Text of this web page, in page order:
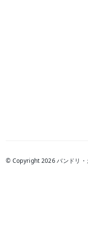
© Copyright 2026 バンドリ